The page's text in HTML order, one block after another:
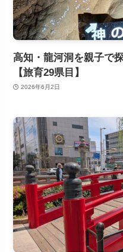
高知・龍河洞を親子で
【旅育29県目】
2026年6月2日